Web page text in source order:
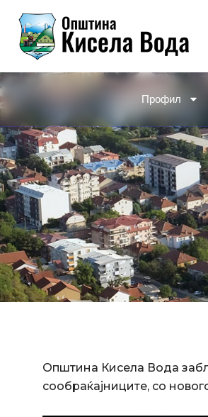
content
Профил
Општина Кисела Вода
сообраќајниците, со